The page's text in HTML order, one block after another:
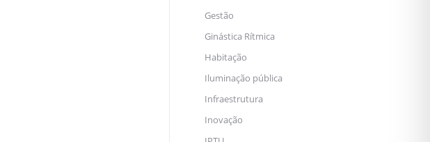
Gestão
Ginástica Rítmica
Habitação
Iluminação pública
Infraestrutura
Inovação